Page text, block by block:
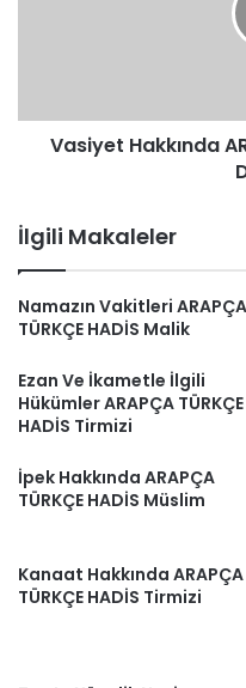
Vasiyet Hakkında
İlgili Makaleler
Namazın Vakitleri ARAPÇA
TÜRKÇE HADİS Malik
Ezan Ve İkametle İlgili
Hükümler ARAPÇA TÜRKÇE
HADİS Tirmizi
İpek Hakkında ARAPÇA
TÜRKÇE HADİS Müslim
Kanaat Hakkında ARAPÇA
TÜRKÇE HADİS Tirmizi